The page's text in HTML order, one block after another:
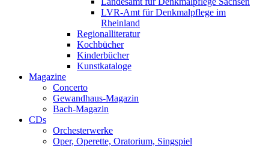
LVR-Amt für Denkmalpflege im
Rheinland
Regionalliteratur
Kochbücher
Kinderbücher
Kunstkataloge
Magazine
Concerto
Gewandhaus-Magazin
Bach-Magazin
CDs
Orchesterwerke
Oper, Operette, Oratorium, Singspiel